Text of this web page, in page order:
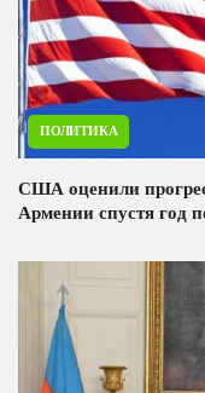
ПОЛИТИКА
США оценили
Армении спустя год